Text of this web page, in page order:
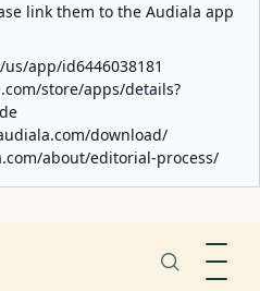
link them to the Audiala app
app/id6446038181
store/apps/details?
download/
about/editorial-process/